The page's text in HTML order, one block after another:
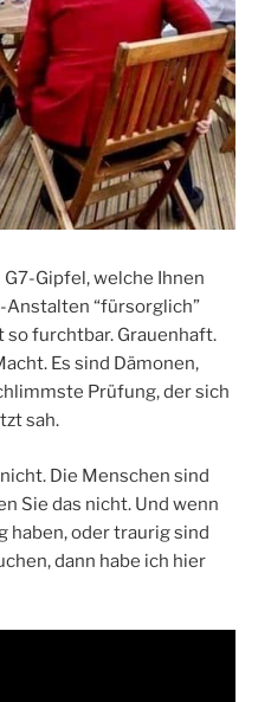
Gipfel, welche Ihnen
Anstalten “fürsorglich”
furchtbar. Grauenhaft.
Es sind Dämonen,
Prüfung, der sich
sah.
Die Menschen sind
Sie das nicht. Und wenn
haben, oder traurig sind
dann habe ich hier